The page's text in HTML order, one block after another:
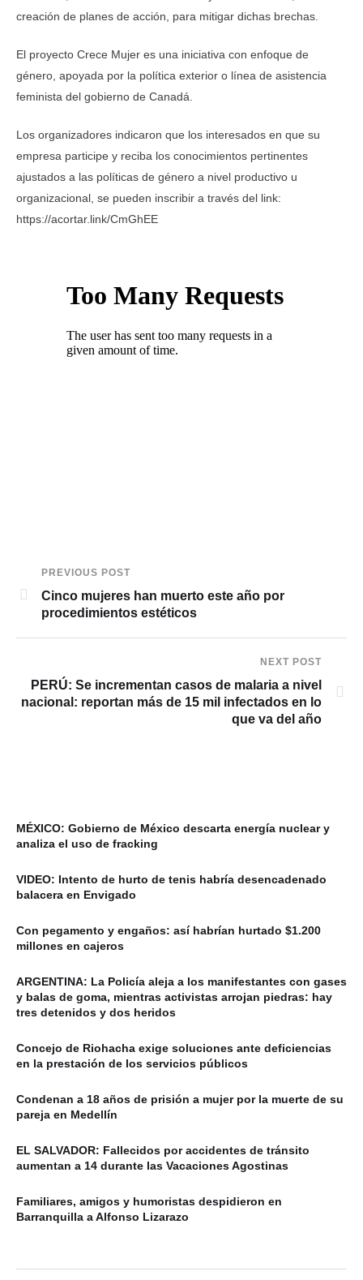
creación de planes de acción, para mitigar dichas brechas.
El proyecto Crece Mujer es una iniciativa con enfoque de
género, apoyada por la política exterior o línea de asistencia
feminista del gobierno de Canadá.
Los organizadores indicaron que los interesados en que su
empresa participe y reciba los conocimientos pertinentes
ajustados a las políticas de género a nivel productivo u
organizacional, se pueden inscribir a través del link:
https://acortar.link/CmGhEE
PREVIOUS POST
Cinco mujeres han muerto este año por
procedimientos estéticos
NEXT POST
PERÚ: Se incrementan casos de malaria a nivel
nacional: reportan más de 15 mil infectados en lo
que va del año
MÉXICO: Gobierno de México descarta energía nuclear y
analiza el uso de fracking
VIDEO: Intento de hurto de tenis habría desencadenado
balacera en Envigado
Con pegamento y engaños: así habrían hurtado $1.200
millones en cajeros
ARGENTINA: La Policía aleja a los manifestantes con gases
y balas de goma, mientras activistas arrojan piedras: hay
tres detenidos y dos heridos
Concejo de Riohacha exige soluciones ante deficiencias
en la prestación de los servicios públicos
Condenan a 18 años de prisión a mujer por la muerte de su
pareja en Medellín
EL SALVADOR: Fallecidos por accidentes de tránsito
aumentan a 14 durante las Vacaciones Agostinas
Familiares, amigos y humoristas despidieron en
Barranquilla a Alfonso Lizarazo